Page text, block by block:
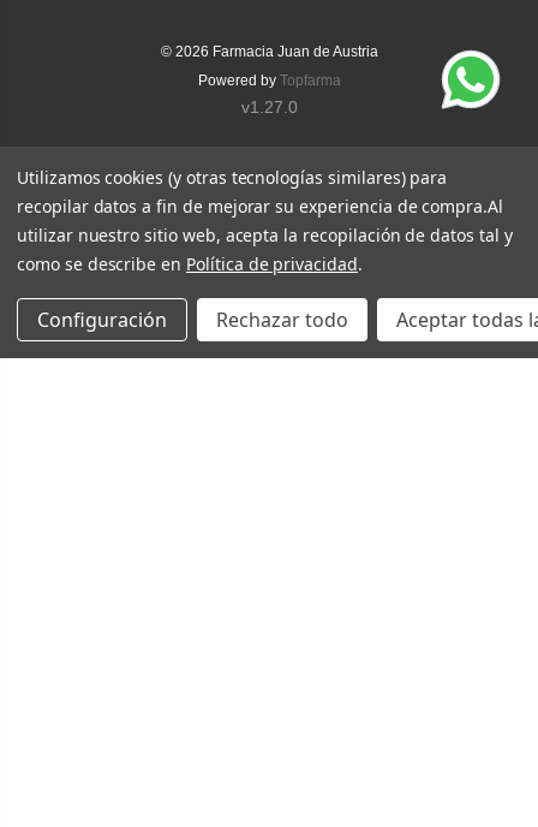
© 2026 Farmacia Juan de Austria
Powered by Topfarma
v1.27.0
Utilizamos cookies (y otras tecnologías similares) para
recopilar datos a fin de mejorar su experiencia de compra.Al
utilizar nuestro sitio web, acepta la recopilación de datos tal y
como se describe en Política de privacidad.
Configuración Rechazar todo Aceptar todas